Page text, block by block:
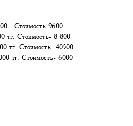
. Стоимость-9600
тг. Стоимость- 8 800
тг. Стоимость- 40500
тг. Стоимость- 6000